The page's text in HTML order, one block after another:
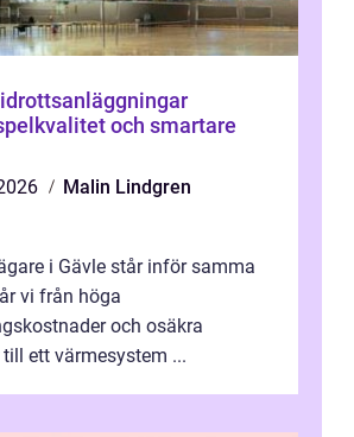
och smartare
Malin Lindgren
i Gävle står inför samma
vi från höga
och osäkra
ett värmesystem ...